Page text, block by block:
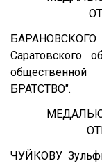
БАРАНОВСКОГО
Саратовского
общественной
БРАТСТВО".
МЕДАЛЬЮ
ЧУЙКОВУ